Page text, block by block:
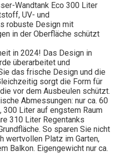
Wandtank Eco 300 Liter
UV- und
robuste Design mit
in der Oberfläche schützt
in 2024! Das Design in
überarbeitet und
das frische Design und die
sorgt die Form für
vor dem Ausbeulen schützt.
Abmessungen: nur ca. 60
300 Liter auf engstem Raum
310 Liter Regentanks
So sparen Sie nicht
wertvollen Platz im Garten,
Balkon. Eigengewicht nur ca.